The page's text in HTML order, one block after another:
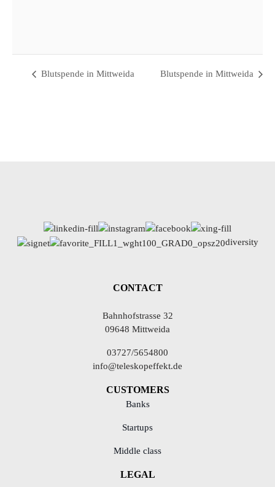
Blutspende in Mittweida Blutspende in Mittweida
diversity
CONTACT
Bahnhofstrasse 32
09648 Mittweida
03727/5654800
info@teleskopeffekt.de
CUSTOMERS
Banks
Startups
Middle class
LEGAL